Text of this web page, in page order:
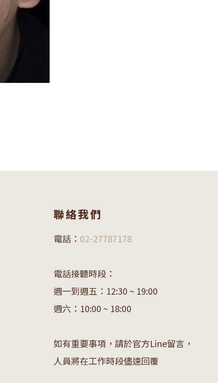
聯絡我們
電話： 02-27787178
電話接聽時段：
週一到週五：12:30 ~ 19:00
週六：10:00 ~ 18:00
如有重要事項，請於官方Line留言，
人員將在工作時段儘速回覆